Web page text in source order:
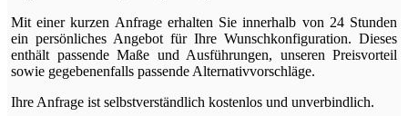
Mit einer kurzen Anfrage erhalten Sie innerhalb von 24 Stunden
ein persönliches Angebot für Ihre Wunschkonfiguration. Dieses
enthält passende Maße und Ausführungen, unseren Preisvorteil
sowie gegebenenfalls passende Alternativvorschläge.
Ihre Anfrage ist selbstverständlich kostenlos und unverbindlich.